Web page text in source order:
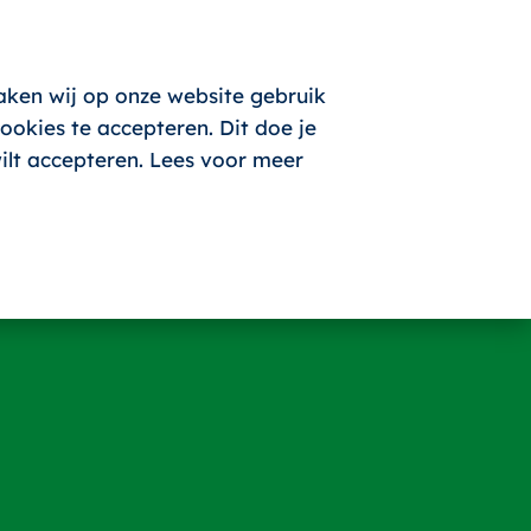
wij op onze website gebruik
te accepteren. Dit doe je
accepteren. Lees voor meer